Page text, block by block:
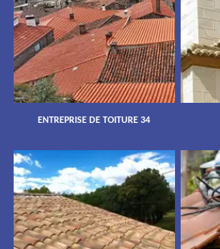
ENTREPRISE DE TOITURE 34